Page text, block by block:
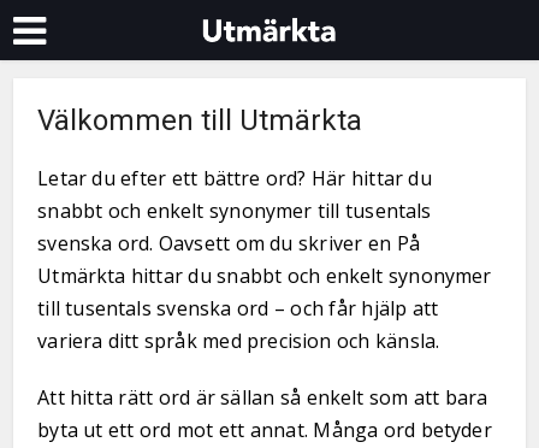
Välkommen till Utmärkta
Letar du efter ett bättre ord? Här hittar du
snabbt och enkelt synonymer till tusentals
svenska ord. Oavsett om du skriver en På
Utmärkta hittar du snabbt och enkelt synonymer
till tusentals svenska ord – och får hjälp att
variera ditt språk med precision och känsla.
Att hitta rätt ord är sällan så enkelt som att bara
byta ut ett ord mot ett annat. Många ord betyder